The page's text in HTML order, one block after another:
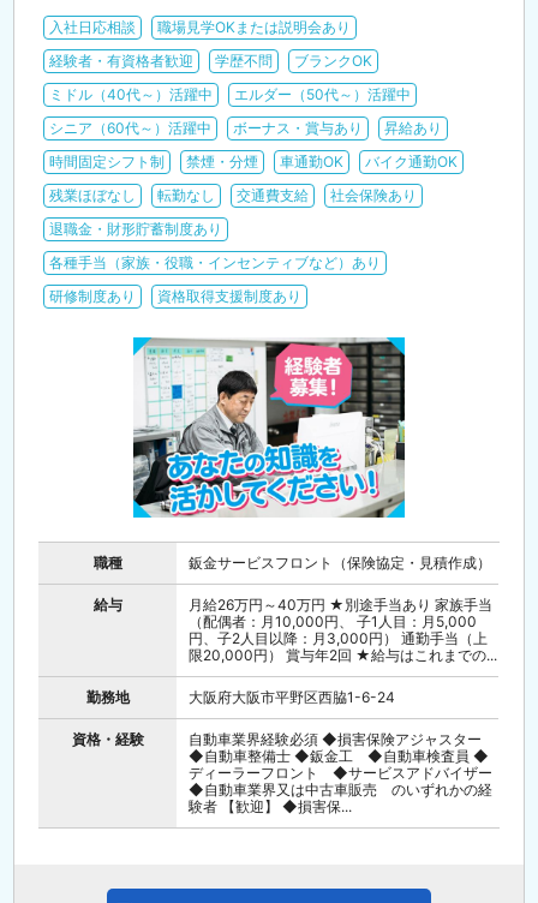
入社日応相談
職場見学OKまたは説明会あり
経験者・有資格者歓迎
学歴不問
ブランクOK
ミドル（40代～）活躍中
エルダー（50代～）活躍中
シニア（60代～）活躍中
ボーナス・賞与あり
昇給あり
時間固定シフト制
禁煙・分煙 車通勤OK
バイク通勤OK
残業ほぼなし
転勤なし 交通費支給
社会保険あり
退職金・財形貯蓄制度あり
各種手当（家族・役職・インセンティブなど）あり
研修制度あり
資格取得支援制度あり
職種 鈑金サービスフロント（保険協定・見積作成）
給与
月給26万円～40万円 ★別途手当あり 家族手当
（配偶者：月10,000円、 子1人目：月5,000
円、子2人目以降：月3,000円） 通勤手当（上
限20,000円） 賞与年2回 ★給与はこれまでの...
勤務地 大阪府大阪市平野区西脇1-6-24
資格・経験
自動車業界経験必須 ◆損害保険アジャスター
◆自動車整備士 ◆鈑金工 ◆自動車検査員 ◆
ディーラーフロント ◆サービスアドバイザー
◆自動車業界又は中古車販売 のいずれかの経
験者 【歓迎】 ◆損害保...